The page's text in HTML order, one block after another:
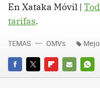
En Xataka Móvil |
tarifas.
FACEBOOK
TWITTERFLIPBOARD
E-
TEMAS OMVs